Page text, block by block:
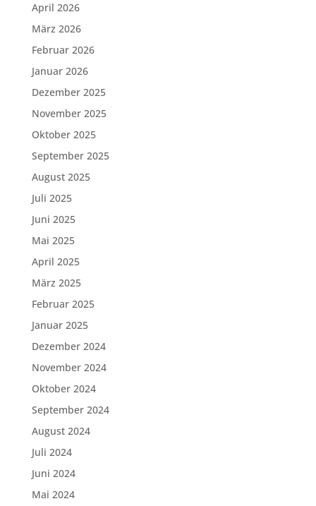
April 2026
März 2026
Februar 2026
Januar 2026
Dezember 2025
November 2025
Oktober 2025
September 2025
August 2025
Juli 2025
Juni 2025
Mai 2025
April 2025
März 2025
Februar 2025
Januar 2025
Dezember 2024
November 2024
Oktober 2024
September 2024
August 2024
Juli 2024
Juni 2024
Mai 2024